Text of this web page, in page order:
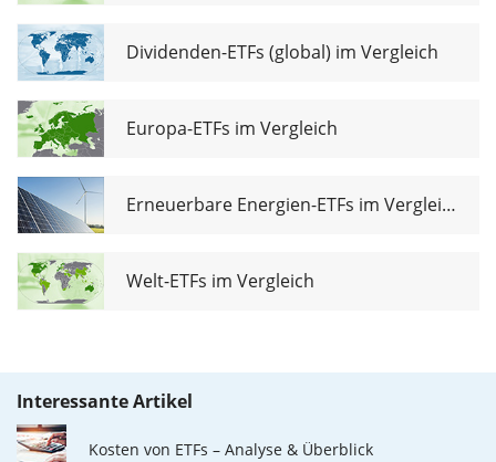
Dividenden-ETFs (global) im Vergleich
Europa-ETFs im Vergleich
Erneuerbare Energien-ETFs im Vergleich
Welt-ETFs im Vergleich
Interessante Artikel
Kosten von ETFs – Analyse & Überblick